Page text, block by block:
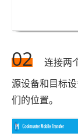
02
连接两
源设备和目标
们的位置。